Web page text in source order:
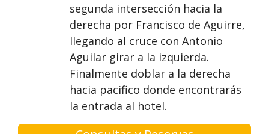
segunda intersección hacia la
derecha por Francisco de Aguirre,
llegando al cruce con Antonio
Aguilar girar a la izquierda.
Finalmente doblar a la derecha
hacia pacifico donde encontrarás
la entrada al hotel.